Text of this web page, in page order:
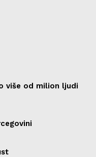
više od milion ljudi